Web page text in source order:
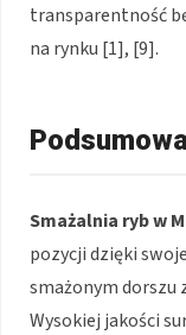
transparentność
na rynku [1], [9].
Smażalnia ryb w
pozycji dzięki
smażonym dorszu
Wysokiej jakości